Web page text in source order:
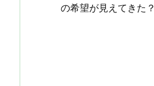
の希望が見えてきた？